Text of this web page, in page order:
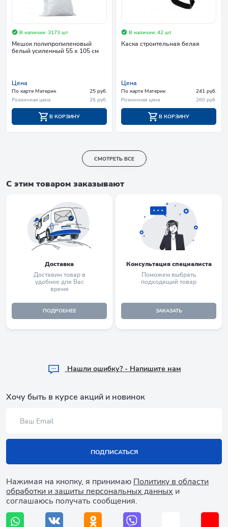
В наличии: 3173 шт
Мешок полипропиленовый
белый усиленный 55 х 105 см
Цена
По карте Материк
25 руб.
Розничная цена
26 руб.
В КОРЗИНУ
В наличии: 42 шт
Каска строительная белая
Цена
По карте Материк
241 руб.
Розничная цена
260 руб.
В КОРЗИНУ
СМОТРЕТЬ ВСЕ
С этим товаром заказывают
Доставка
Доставим товар в
удобное для Вас
время
ПОДРОБНЕЕ
Консультация специалиста
Поможем выбрать
подходящий товар
ЗАКАЗАТЬ
Hашли ошибку? - Напишите нам
Хочу быть в курсе акций и новинок
ПОДПИСАТЬСЯ
Нажимая на кнопку, я принимаю Политику в области
обработки и защиты персональных данных и
соглашаюсь получать сообщения.